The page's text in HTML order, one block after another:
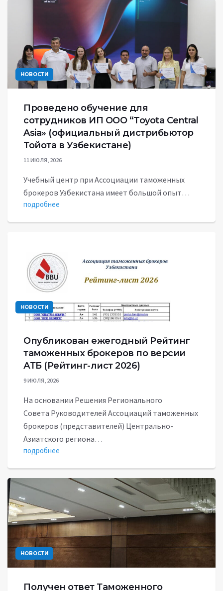
НОВОСТИ
Проведено обучение для
сотрудников ИП ООО “Toyota Central
Asia» (официальный дистрибьютор
Тойота в Узбекистане)
11 ИЮЛЯ, 2026
Учебный центр при Ассоциации таможенных
брокеров Узбекистана имеет большой опыт…
подробнее
НОВОСТИ
Опубликован ежегодный Рейтинг
таможенных брокеров по версии
АТБ (Рейтинг-лист 2026)
9 ИЮЛЯ, 2026
На основании Решения Регионального
Совета Руководителей Ассоциаций таможенных
брокеров (представителей) Центрально-
Азиатского региона…
подробнее
НОВОСТИ
Получен ответ Таможенного